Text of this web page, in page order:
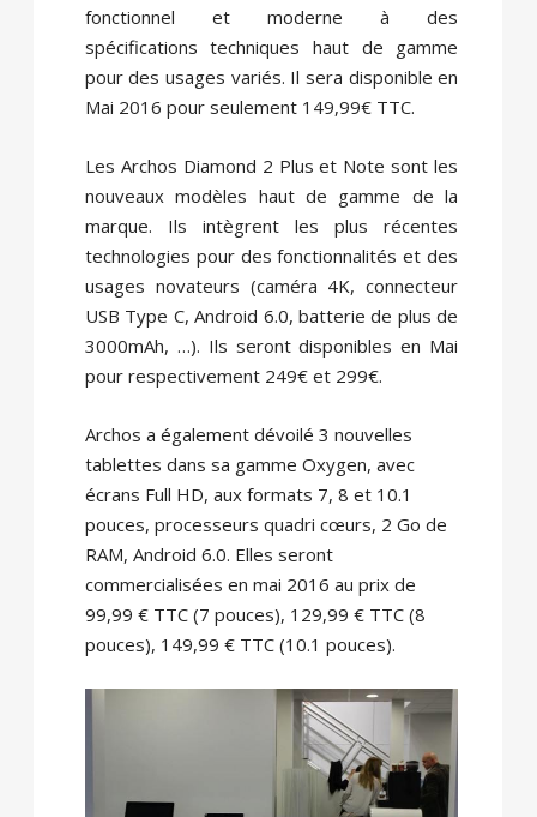
fonctionnel et moderne à des
spécifications techniques haut de gamme
pour des usages variés. Il sera disponible en
Mai 2016 pour seulement 149,99€ TTC.
Les Archos Diamond 2 Plus et Note sont les
nouveaux modèles haut de gamme de la
marque. Ils intègrent les plus récentes
technologies pour des fonctionnalités et des
usages novateurs (caméra 4K, connecteur
USB Type C, Android 6.0, batterie de plus de
3000mAh, …). Ils seront disponibles en Mai
pour respectivement 249€ et 299€.
Archos a également dévoilé 3 nouvelles
tablettes dans sa gamme Oxygen, avec
écrans Full HD, aux formats 7, 8 et 10.1
pouces, processeurs quadri cœurs, 2 Go de
RAM, Android 6.0. Elles seront
commercialisées en mai 2016 au prix de
99,99 € TTC (7 pouces), 129,99 € TTC (8
pouces), 149,99 € TTC (10.1 pouces).